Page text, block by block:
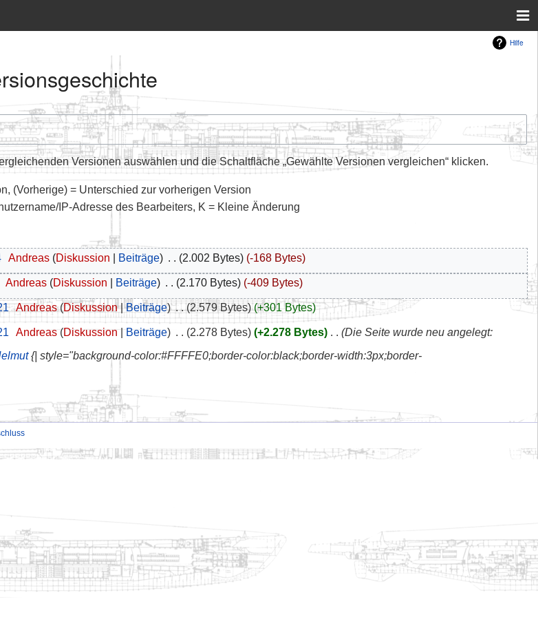
Hilfe
Versionen auswählen und die Schaltfläche „Gewählte Versionen vergleichen“ klicken.
(Vorherige) = Unterschied zur vorherigen Version
IP-Adresse des Bearbeiters, K = Kleine Änderung
‎ Andreas Diskussion Beiträge 2.002 Bytes -168 Bytes
Andreas Diskussion Beiträge 2.170 Bytes -409 Bytes
‎ Andreas Diskussion Beiträge ‎ 2.579 Bytes +301 Bytes
Andreas Diskussion Beiträge 2.278 Bytes +2.278 Bytes
Die Seite wurde neu angelegt:
{| style="background-color:#FFFFE0;border-color:black;border-width:3px;border-